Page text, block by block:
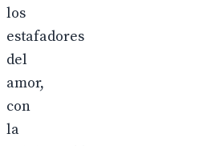
los
estafadores
del
amor,
con
la